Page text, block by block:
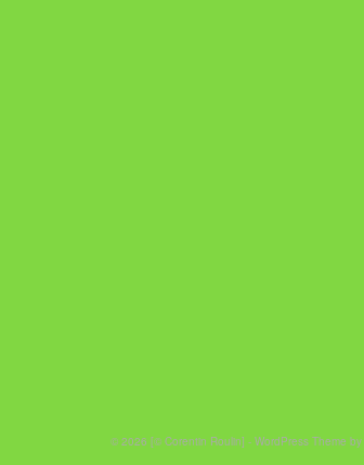
© 2026 [© Corentin Roulin] - WordPress Theme by